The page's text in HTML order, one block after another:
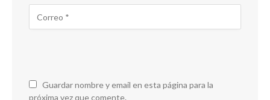
Guardar nombre y email en esta página para la
próxima vez que comente.